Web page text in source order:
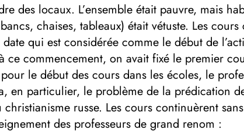
des locaux. L’ensemble était pauvre, mais
chaises, tableaux) était vétuste. Les
qui est considérée comme le début de
ce commencement, on avait fixé le premier
le début des cours dans les écoles, le
en particulier, le problème de la prédication
russe. Les cours continuèrent
des professeurs de grand renom :